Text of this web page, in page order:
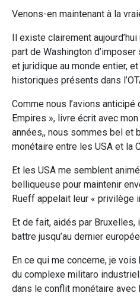
Venons-en maintenant à la
Il existe clairement
part de Washington
et juridique au monde entier,
historiques présents dans
Comme nous l’avions anticipé
Empires », livre écrit avec
années,, nous sommes bel et
monétaire entre les USA et la
Et les USA me semblent
belliqueuse pour maintenir
Rueff appelait leur « privilège
Et de fait, aidés par
battre jusqu’au dernier
En ce qui me concerne, je
du complexe militaro
dans le conflit monétaire avec